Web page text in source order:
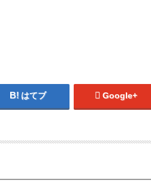
はてブ Google+